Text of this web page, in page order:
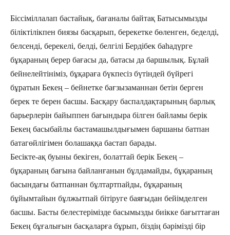
Біссіміллалап бастайық, бағаналы байтақ Батысымызды
біліктілікпен биязы басқарып, берекетке бөленген, беделді,
белсенді, берекелі, белді, белгілі Бердібек баһадүрге
бұқараның берер бағасы да, батасы да баршылық. Бұлай
бейнелейтініміз, бұқараға бүкпесіз бүтіндей бүйрегі
бұратын Бекең – бейнетке бағзызаманнан бетін берген
берек те берен басшы. Басқару баспалдақтарының барлық
барьерлерін байыппен бағындыра білген байламы берік
Бекең басыбайлы бастамашылдығымен баршаны батпан
батагөйлігімен болашаққа бастап барады.
Бесікте-ақ буыны бекіген, болаттай берік Бекең –
бұқараның бағына байланғанын бұлдамайды, бұқараның
басындағы батпаннан бұлтартпайды, бұқараның
бұйымтайын бұлжытпай бітіруге баяғыдан бейімделген
басшы. Басты белестерімізде басымызды биікке бағыттаған
Бекең бұғалығын басқаларға бұрып, біздің бәрімізді бір